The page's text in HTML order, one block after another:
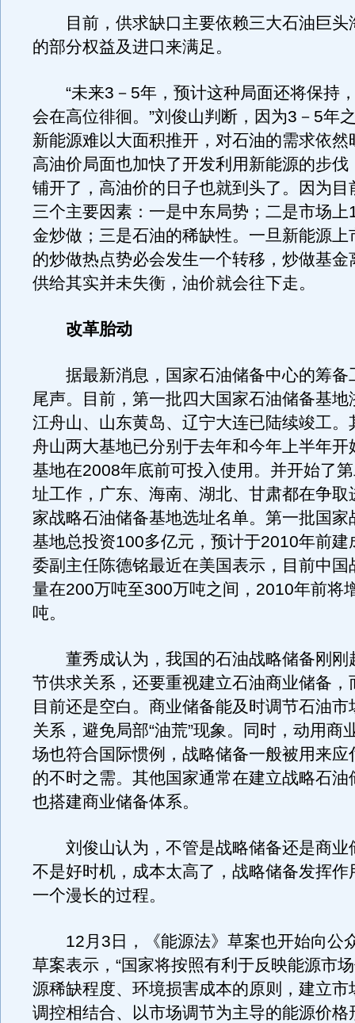
目前，供求缺口主要依赖三大石油巨头
的部分权益及进口来满足。
“未来3－5年，预计这种局面还将保持
会在高位徘徊。”刘俊山判断，因为3－5年
新能源难以大面积推开，对石油的需求依然
高油价局面也加快了开发利用新能源的步伐
铺开了，高油价的日子也就到头了。因为目
三个主要因素：一是中东局势；二是市场上
金炒做；三是石油的稀缺性。一旦新能源上
的炒做热点势必会发生一个转移，炒做基金
供给其实并未失衡，油价就会往下走。
改革胎动
据最新消息，国家石油储备中心的筹备
尾声。目前，第一批四大国家石油储备基地
江舟山、山东黄岛、辽宁大连已陆续竣工。
舟山两大基地已分别于去年和今年上半年开
基地在2008年底前可投入使用。并开始了
址工作，广东、海南、湖北、甘肃都在争取
家战略石油储备基地选址名单。第一批国家
基地总投资100多亿元，预计于2010年前建
委副主任陈德铭最近在美国表示，目前中国
量在200万吨至300万吨之间，2010年前将
吨。
董秀成认为，我国的石油战略储备刚刚
节供求关系，还要重视建立石油商业储备，
目前还是空白。商业储备能及时调节石油市
关系，避免局部“油荒”现象。同时，动用商
场也符合国际惯例，战略储备一般被用来应
的不时之需。其他国家通常在建立战略石油
也搭建商业储备体系。
刘俊山认为，不管是战略储备还是商业
不是好时机，成本太高了，战略储备发挥作
一个漫长的过程。
12月3日，《能源法》草案也开始向公
草案表示，“国家将按照有利于反映能源市
源稀缺程度、环境损害成本的原则，建立市
调控相结合、以市场调节为主导的能源价格